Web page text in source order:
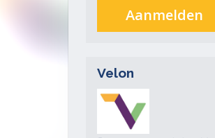
Aanmelden
Velon